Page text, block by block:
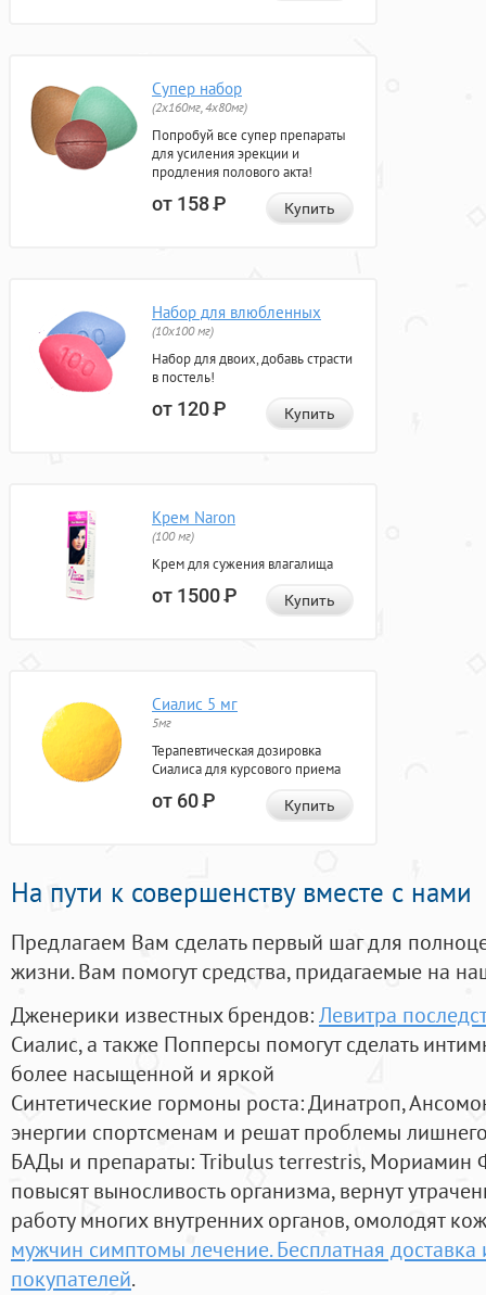
Супер набор
(2х160мг, 4х80мг)
Попробуй все супер препараты
для усиления эрекции и
продления полового акта!
от 158Р Купить
Набор для влюбленных
(10х100 мг)
Набор для двоих, добавь страсти
в постель!
от 120Р Купить
Крем Naron
(100 мг)
Крем для сужения влагалища
от 1500Р Купить
Сиалис 5 мг
5мг
Терапевтическая дозировка
Сиалиса для курсового приема
от 60Р Купить
На пути к совершенству вместе с нами
Предлагаем Вам сделать первый шаг для
жизни. Вам помогут средства, придагаемые на
Дженерики известных брендов:Левитра
Сиалис, а также Попперсы помогут сделать
более насыщенной и яркой
Синтетические гормоны роста: Динатроп,
энергии спортсменам и решат проблемы
БАДы и препараты:Tribulus terrestris, Мориамин
повысят выносливость организма, вернут
работу многих внутренних органов, омолодят
мужчин симптомы лечение. Бесплатная
покупателей.